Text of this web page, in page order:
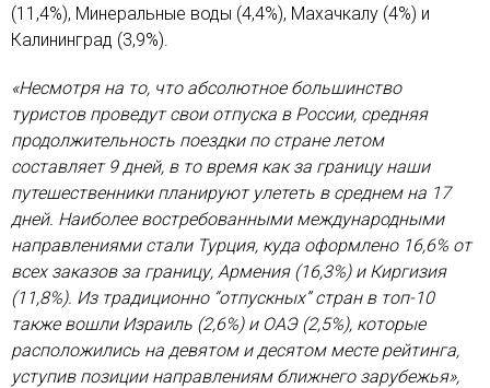
(11,4%), Минеральные воды (4,4%), Махачкалу (4%) и
Калининград (3,9%).
«Несмотря на то, что абсолютное большинство
туристов проведут свои отпуска в России, средняя
продолжительность поездки по стране летом
составляет 9 дней, в то время как за границу наши
путешественники планируют улететь в среднем на 17
дней. Наиболее востребованными международными
направлениями стали Турция, куда оформлено 16,6% от
всех заказов за границу, Армения (16,3%) и Киргизия
(11,8%). Из традиционно “отпускных” стран в топ-10
также вошли Израиль (2,6%) и ОАЭ (2,5%), которые
расположились на девятом и десятом месте рейтинга,
уступив позиции направлениям ближнего зарубежья»,